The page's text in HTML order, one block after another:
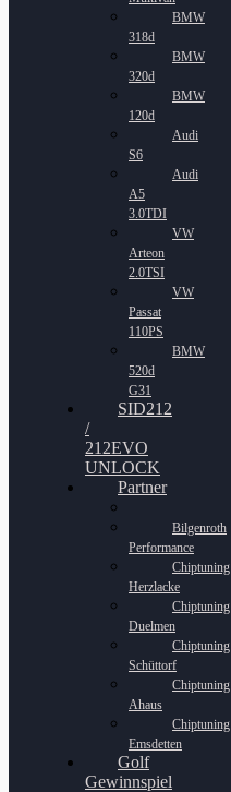
BMW
318d
BMW
320d
BMW
120d
Audi
S6
Audi
A5
3.0TDI
VW
Arteon
2.0TSI
VW
Passat
110PS
BMW
520d
G31
SID212
/
212EVO
UNLOCK
Partner
Bilgenroth
Performance
Chiptuning
Herzlacke
Chiptuning
Duelmen
Chiptuning
Schüttorf
Chiptuning
Ahaus
Chiptuning
Emsdetten
Golf
Gewinnspiel